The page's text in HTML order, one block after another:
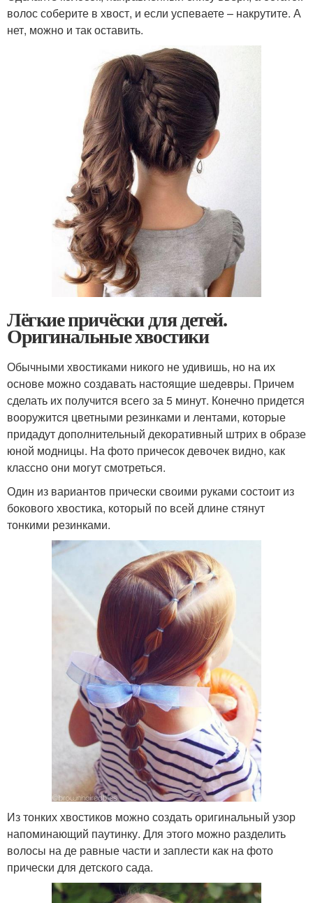
волос соберите в хвост, и если успеваете – накрутите. А
нет, можно и так оставить.
Лёгкие причёски для детей.
Оригинальные хвостики
Обычными хвостиками никого не удивишь, но на их
основе можно создавать настоящие шедевры. Причем
сделать их получится всего за 5 минут. Конечно придется
вооружится цветными резинками и лентами, которые
придадут дополнительный декоративный штрих в образе
юной модницы. На фото причесок девочек видно, как
классно они могут смотреться.
Один из вариантов прически своими руками состоит из
бокового хвостика, который по всей длине стянут
тонкими резинками.
Из тонких хвостиков можно создать оригинальный узор
напоминающий паутинку. Для этого можно разделить
волосы на де равные части и заплести как на фото
прически для детского сада.